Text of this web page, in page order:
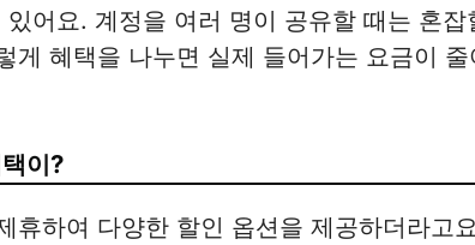
어요. 계정을 여러 명이 공유할 때는 혼잡
게 혜택을 나누면 실제 들어가는 요금이
이?
휴하여 다양한 할인 옵션을 제공하더라고